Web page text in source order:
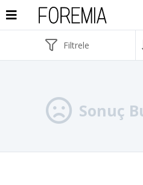
Filtrele
Sonuç